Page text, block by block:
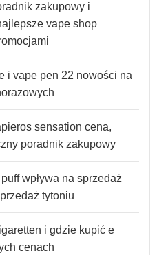
zakupowy i
vape shop
i vape pen 22 nowości na
sensation cena,
poradnik zakupowy
wpływa na sprzedaż
tytoniu
i gdzie kupić e
cenach